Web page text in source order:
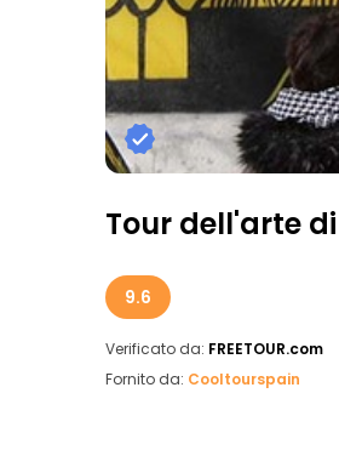
Tour dell'arte
9.6
Verificato da: FREETOUR.com
Fornito da: Cooltourspain